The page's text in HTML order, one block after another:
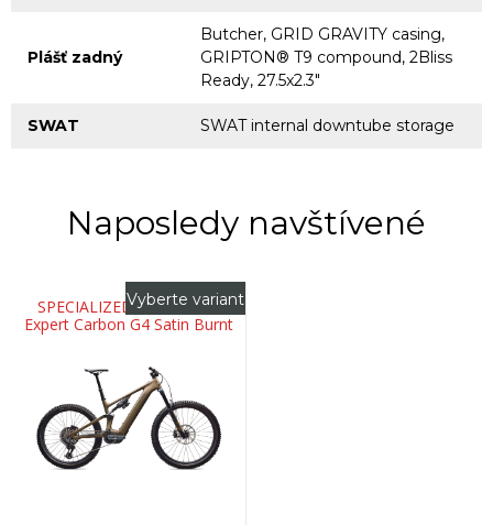
Plášť zadný
Butcher, GRID GRAVITY casing,
GRIPTON® T9 compound, 2Bliss
Ready, 27.5x2.3"
SWAT SWAT internal downtube storage
Naposledy navštívené
SPECIALIZED Turbo Levo
Expert Carbon G4 Satin Burnt
Vyberte variant